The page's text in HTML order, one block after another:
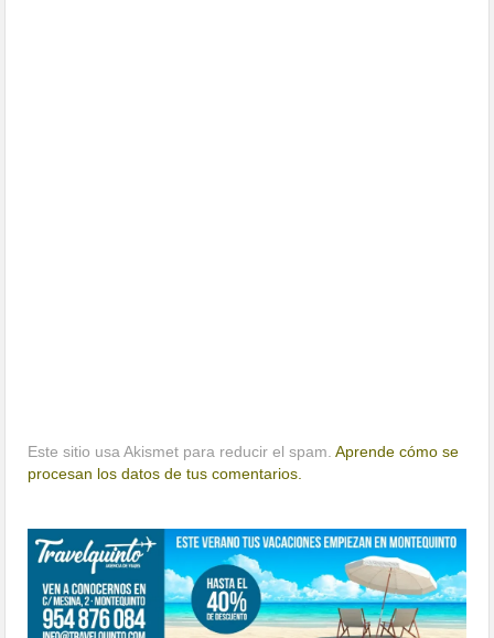
Este sitio usa Akismet para reducir el spam.Aprende cómo se
procesan los datos de tus comentarios.